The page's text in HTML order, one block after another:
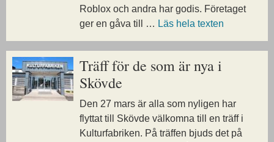
Roblox och andra har godis. Företaget
ger en gåva till … Läs hela texten
Träff för de som är nya i
Skövde
Den 27 mars är alla som nyligen har
flyttat till Skövde välkomna till en träff i
Kulturfabriken. På träffen bjuds det på